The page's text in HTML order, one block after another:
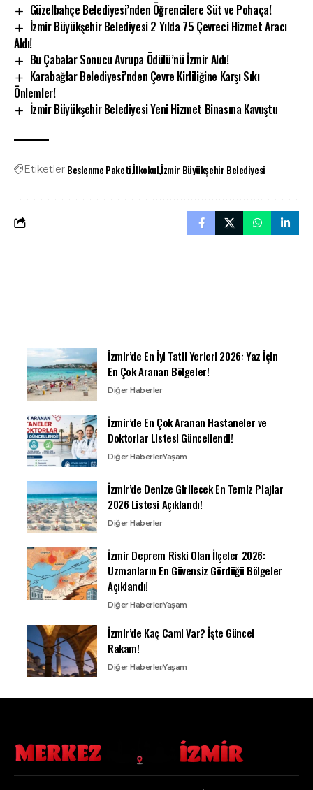
Güzelbahçe Belediyesi’nden Öğrencilere Süt ve Pohaça!
İzmir Büyükşehir Belediyesi 2 Yılda 75 Çevreci Hizmet Aracı
Aldı!
Bu Çabalar Sonucu Avrupa Ödülü’nü İzmir Aldı!
Karabağlar Belediyesi’nden Çevre Kirliliğine Karşı Sıkı
Önlemler!
İzmir Büyükşehir Belediyesi Yeni Hizmet Binasına Kavuştu
Etiketler Beslenme Paketiİlkokulİzmir Büyükşehir Belediyesi
İzmir’de En İyi Tatil Yerleri 2026: Yaz İçin
En Çok Aranan Bölgeler!
Diğer Haberler
İzmir’de En Çok Aranan Hastaneler ve
Doktorlar Listesi Güncellendi!
Diğer HaberlerYaşam
İzmir’de Denize Girilecek En Temiz Plajlar
2026 Listesi Açıklandı!
Diğer Haberler
İzmir Deprem Riski Olan İlçeler 2026:
Uzmanların En Güvensiz Gördüğü Bölgeler
Açıklandı!
Diğer HaberlerYaşam
İzmir’de Kaç Cami Var? İşte Güncel
Rakam!
Diğer HaberlerYaşam